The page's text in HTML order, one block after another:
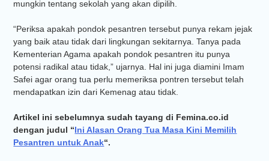
mungkin tentang sekolah yang akan dipilih.
“Periksa apakah pondok pesantren tersebut punya rekam jejak
yang baik atau tidak dari lingkungan sekitarnya. Tanya pada
Kementerian Agama apakah pondok pesantren itu punya
potensi radikal atau tidak,” ujarnya. Hal ini juga diamini Imam
Safei agar orang tua perlu memeriksa pontren tersebut telah
mendapatkan izin dari Kemenag atau tidak.
Artikel ini sebelumnya sudah tayang di Femina.co.id
dengan judul “Ini Alasan Orang Tua Masa Kini Memilih
Pesantren untuk Anak“.